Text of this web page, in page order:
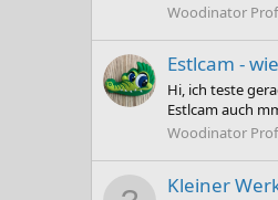
Woodinator
Estlcam -
Hi, ich teste
Estlcam auch
Woodinator
Kleiner